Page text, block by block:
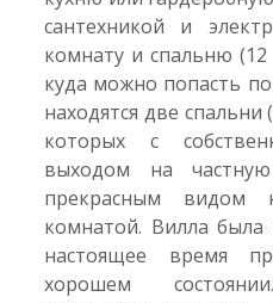
сантехникой и
комнату и спальню
куда можно попасть
находятся две
которых с
выходом на
прекрасным
комнатой. Вилла
настоящее время
хорошем